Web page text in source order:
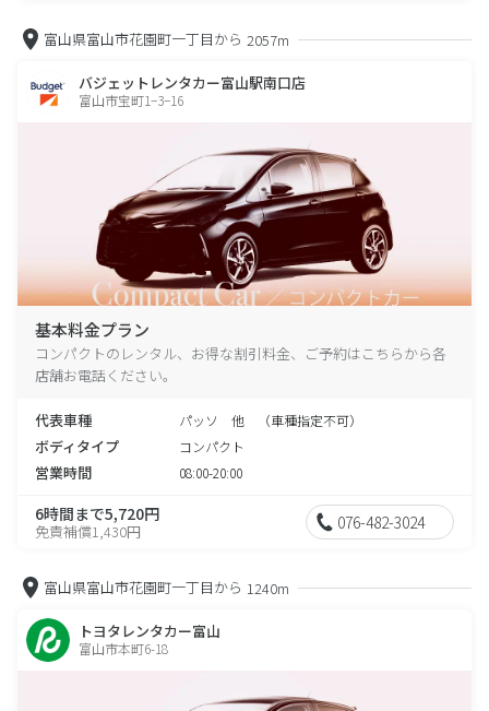
富山県富山市花園町一丁目から 2057m
バジェットレンタカー富山駅南口店
富山市宝町1−3−16
基本料金プラン
コンパクトのレンタル、お得な割引料金、ご予約はこちらから各
店舗お電話ください。
代表車種 パッソ 他 （車種指定不可）
ボディタイプ コンパクト
営業時間 08:00-20:00
6時間まで5,720円
免責補償1,430円 076-482-3024
富山県富山市花園町一丁目から 1240m
トヨタレンタカー富山
富山市本町6-18